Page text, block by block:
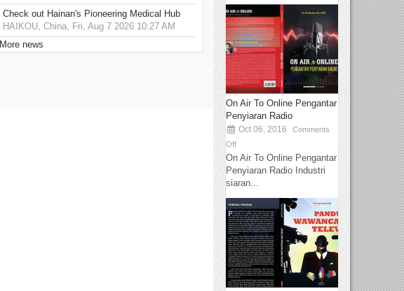
Check out Hainan's Pioneering Medical Hub
HAIKOU, China, Fri, Aug 7 2026 10:27 AM
More news
On Air To Online Pengantar
Penyiaran Radio
Oct 06, 2016
Comments
Off
On Air To Online Pengantar
Penyiaran Radio Industri
siaran...